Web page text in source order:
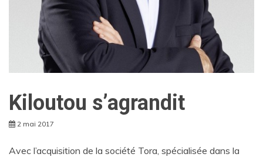
Kiloutou s’agrandit
2 mai 2017
Avec l’acquisition de la société Tora, spécialisée dans la